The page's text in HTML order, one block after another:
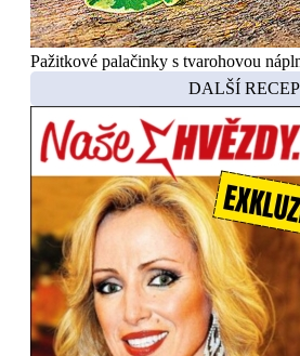
Pažitkové palačinky s tvarohovou
DALŠÍ